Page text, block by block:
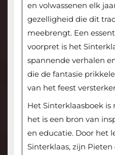
en volwassenen elk
gezelligheid die dit
meebrengt. Een
voorpret is het
spannende verhalen
die de fantasie
van het feest
Het Sinterklaasboek is
het is een bron van
en educatie. Door het
Sinterklaas, zijn